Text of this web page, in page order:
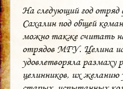
На следующий год отряд
Сахалин под общей
можно также считать
отрядов МГУ. Целина
удовлетворяла размаху
целинников, их желанию